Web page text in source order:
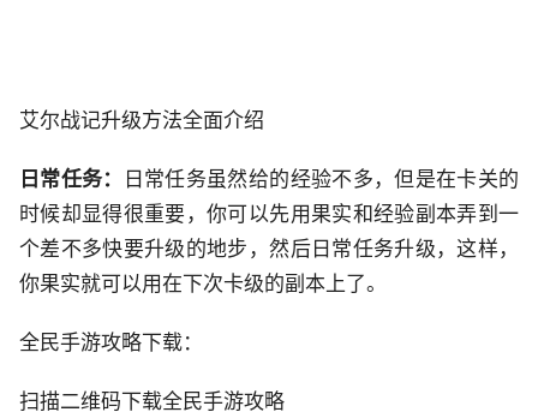
艾尔战记升级方法全面介绍
日常任务：
日常任务虽然给的经验不多，但是在卡关的
时候却显得很重要，你可以先用果实和经验副本弄到一
个差不多快要升级的地步，然后日常任务升级，这样，
你果实就可以用在下次卡级的副本上了。
全民手游攻略下载：
扫描二维码下载全民手游攻略